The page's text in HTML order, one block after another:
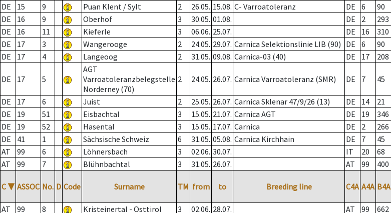
DE
15 9 Puan Klent / Sylt 2 26.05. 15.08. C- Varroatoleranz DE 6 90
DE
16 9 Oberhof 3 30.05. 01.08. DE 2 293
DE
16 11 Kieferle 3 06.06. 25.07. DE 16 310
DE
17 3 Wangerooge 2 24.05. 29.07. Carnica Selektionslinie LIB (90) DE 6 90
DE
17 4 Langeoog 2 31.05. 09.08. Carnica-03 (40) DE 17 208
DE 17 5
AGT
Varroatoleranzbelegstelle
Norderney (70)
2 24.05. 26.07. Carnica Varroatoleranz (SMR) DE 7 45
DE 17 6 Juist 2 25.05. 26.07. Carnica Sklenar 47/9/26 (13) DE 14 21
DE
19 51 Eisbachtal 3 15.05. 21.07. Carnica AGT DE 19 346
DE
19 52 Hasental 3 15.05. 17.07. Carnica DE 2 266
DE
41 1 Sächsische Schweiz 6 31.05. 05.08. Carnica Kirchhain DE 7 45
AT
99 6 Löhnersbach 3 02.06. 30.07. IT 20 68
AT
99 7 Blühnbachtal 3 31.05. 26.07. AT 99 400
C ▼ ASSOC No. D Code Surname TM from to Breeding line C4A A4A B4A
AT
99 8 Kristeinertal - Osttirol 3 02.06. 28.07. AT 99 662